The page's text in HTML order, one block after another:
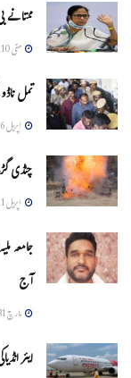
ممتا
مئی 10, 2026
تمل ناڈو کے 9 پولیس
اپریل 6, 2026
چنڈی
اپریل 1, 2026
جامعہ
آج
مارچ 31, 2026
ایئر انڈیاکی 78 اضافی پروازوں